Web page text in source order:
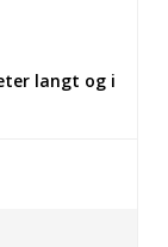
langt og i